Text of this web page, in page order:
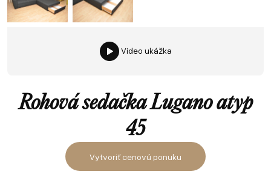
Video ukážka
Rohová sedačka Lugano atyp
45
Vytvoriť cenovú ponuku